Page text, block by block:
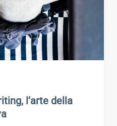
l’arte della